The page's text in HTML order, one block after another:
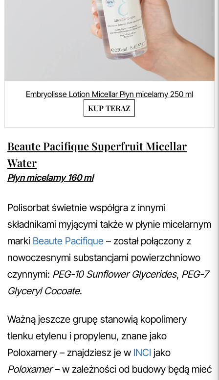
Embryolisse Lotion Micellar Płyn micelarny 250 ml
KUP TERAZ
Beaute Pacifique Superfruit Micellar
Water
Płyn micelarny 160 ml
Polisorbat świetnie współgra z innymi
składnikami myjącymi także w płynie micelarnym
marki Beaute Pacifique – został połączony z
nowoczesnymi substancjami powierzchniowo
czynnymi: PEG-10 Sunflower Glycerides, PEG-7
Glyceryl Cocoate.
Ważną jeszcze grupę stanowią kopolimery
tlenku etylenu i propylenu, znane jako
Poloxamery – znajdziesz je w INCI jako
Poloxamer– w zależności od budowy będą mieć